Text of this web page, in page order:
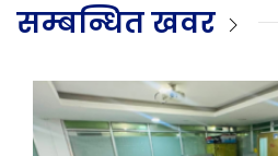
सम्बन्धित खवर